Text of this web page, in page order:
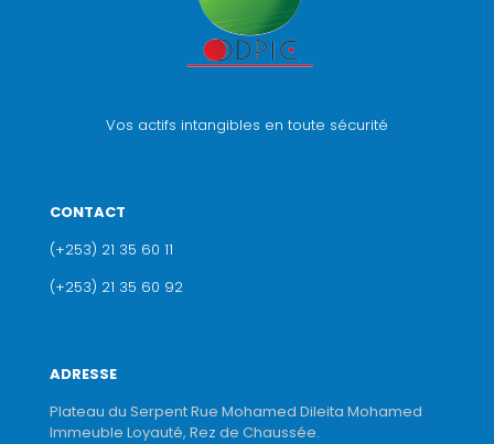
Vos actifs intangibles en toute sécurité
CONTACT
(+253) 21 35 60 11
(+253) 21 35 60 92
ADRESSE
Plateau du Serpent Rue Mohamed Dileita Mohamed
Immeuble Loyauté, Rez de Chaussée.